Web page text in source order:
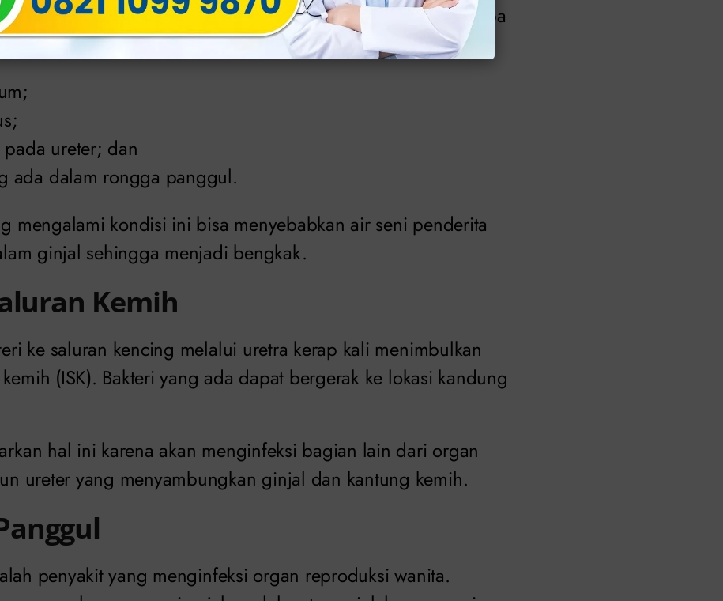
saluran terjepit atau telah terjadi sesuatu. Inilah beberapa
uropati obstruktif:
ureter; dan
ada dalam rongga panggul.
mengalami kondisi ini bisa menyebabkan air seni penderita
ginjal sehingga menjadi bengkak.
Kemih
ke saluran kencing melalui uretra kerap kali menimbulkan
(ISK). Bakteri yang ada dapat bergerak ke lokasi kandung
hal ini karena akan menginfeksi bagian lain dari organ
ureter yang menyambungkan ginjal dan kantung kemih.
penyakit yang menginfeksi organ reproduksi wanita.